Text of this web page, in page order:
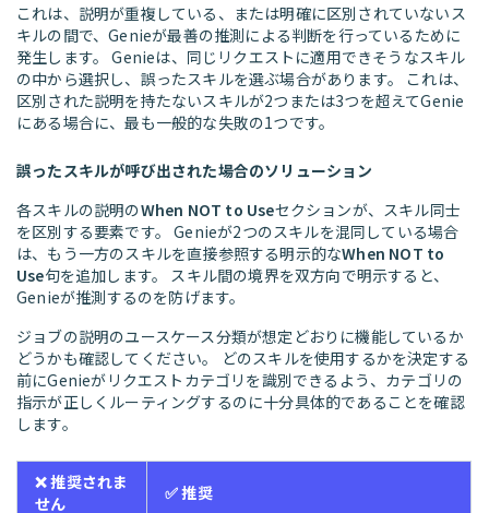
これは、説明が重複している、または明確に区別されていないス
キルの間で、Genieが最善の推測による判断を行っているために
発生します。 Genieは、同じリクエストに適用できそうなスキル
の中から選択し、誤ったスキルを選ぶ場合があります。 これは、
区別された説明を持たないスキルが2つまたは3つを超えてGenie
にある場合に、最も一般的な失敗の1つです。
誤ったスキルが呼び出された場合のソリューション
各スキルの説明のWhen NOT to Useセクションが、スキル同士
を区別する要素です。 Genieが2つのスキルを混同している場合
は、もう一方のスキルを直接参照する明示的なWhen NOT to
Use句を追加します。 スキル間の境界を双方向で明示すると、
Genieが推測するのを防げます。
ジョブの説明のユースケース分類が想定どおりに機能しているか
どうかも確認してください。 どのスキルを使用するかを決定する
前にGenieがリクエストカテゴリを識別できるよう、カテゴリの
指示が正しくルーティングするのに十分具体的であることを確認
します。
❌ 推奨されま
せん
✅ 推奨